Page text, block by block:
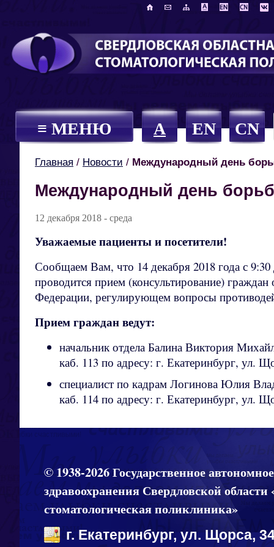
≡ МЕНЮ A EN CN
Главная / Новости / Международный день
Международный день
12 декабря 2018 - среда
Уважаемые пациенты и посетители!
Сообщаем Вам, что 14 декабря 2018 года с
проводится прием (консультирование) граждан
Федерации, регулирующем вопросы
Прием граждан ведут:
начальник отдела Балина Виктория
каб. 113 по адресу: г. Екатеринбург, ул.
специалист по кадрам Логинова Юлия
каб. 114 по адресу: г. Екатеринбург, ул.
© 1938-2026 Государственное
здравоохранения Свердловской
стоматологическая поликлиника»
г. Екатеринбург, ул. Щорса,